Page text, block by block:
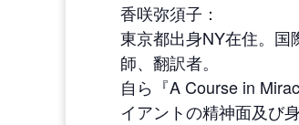
香咲弥須子：
東京都出身NY在住。国
師、翻訳者。
自ら『A Course in
イアントの精神面及び